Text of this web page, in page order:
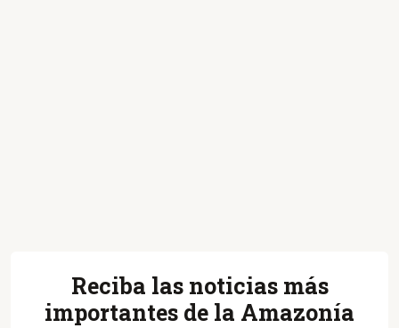
Reciba las noticias más
importantes de la Amazonía